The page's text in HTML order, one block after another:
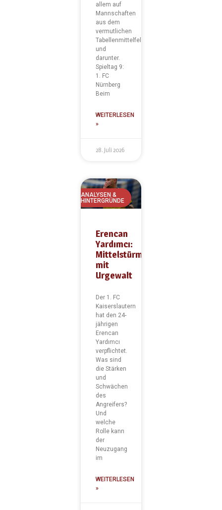
allem auf
Mannschaften
aus dem
vermutlichen
Tabellenmittelfeld
und
darunter.
Spieltag 9:
1. FC
Nürnberg
Beim
WEITERLESEN
»
28. Juli 2026
ANALYSEN &
HINTERGRÜNDE
Erencan
Yardımcı:
Mittelstürmer
mit
Urgewalt
Der 1. FC
Kaiserslautern
hat den 24-
jährigen
Erencan
Yardımcı
verpflichtet.
Was sind
die Stärken
und
Schwächen
des
Angreifers?
Und
welche
Rolle kann
der
Neuzugang
im
WEITERLESEN
»